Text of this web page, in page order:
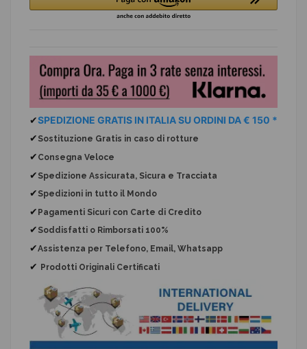
✔SPEDIZIONE GRATIS IN ITALIA SU ORDINI DA € 150 *
✔ Sostituzione Gratis in caso di rotture
✔ Consegna Veloce
✔ Spedizione Assicurata, Sicura e Tracciata
✔ Spedizioni in tutto il Mondo
✔ Pagamenti Sicuri con Carte di Credito
✔ Soddisfatti o Rimborsati 100%
✔Assistenza per Telefono, Email, Whatsapp
✔ Prodotti Originali Certificati